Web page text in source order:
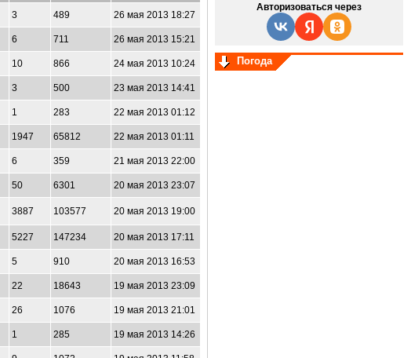
3 489 26 мая 2013 18:27
6 711 26 мая 2013 15:21
10 866 24 мая 2013 10:24
3 500 23 мая 2013 14:41
1 283 22 мая 2013 01:12
1947 65812 22 мая 2013 01:11
6 359 21 мая 2013 22:00
50 6301
20 мая 2013 23:07
3887 103577 20 мая 2013 19:00
5227 147234 20 мая 2013 17:11
5 910 20 мая 2013 16:53
22 18643 19 мая 2013 23:09
26 1076 19 мая 2013 21:01
1 285 19 мая 2013 14:26
Авторизоваться через
Погода